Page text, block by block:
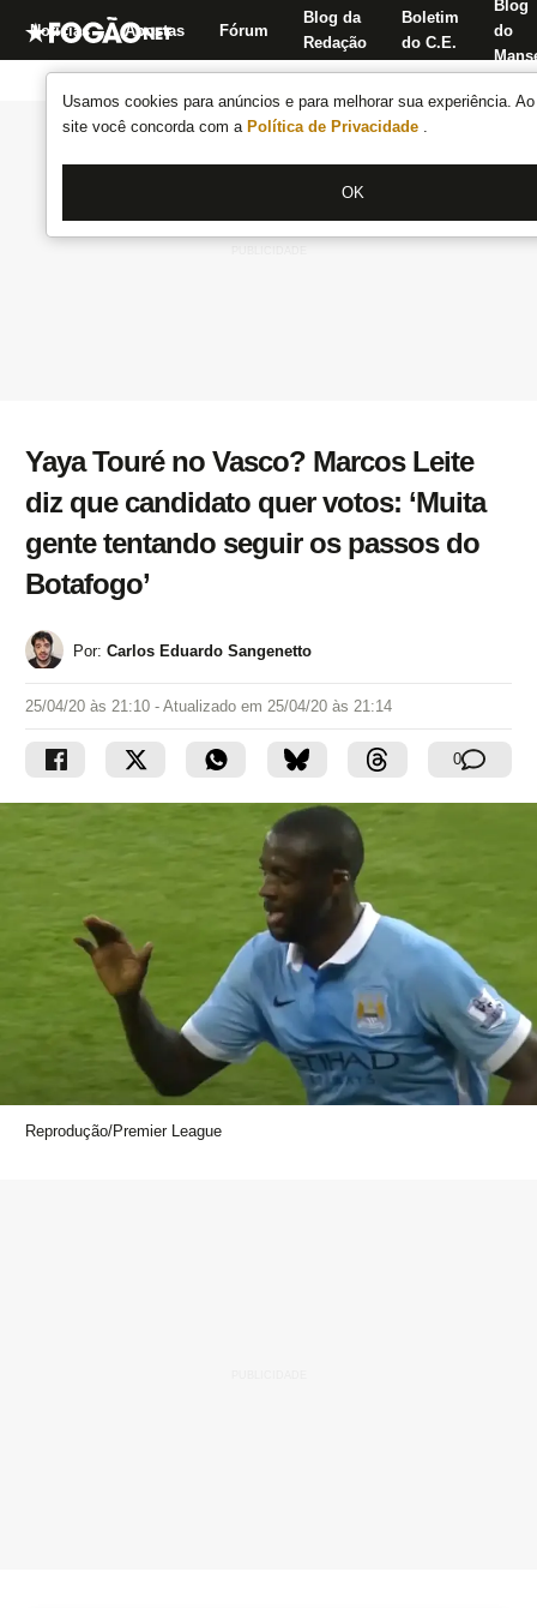
Usamos cookies para anúncios e para melhorar sua experiência.
site você concorda com a Política de Privacidade .
OK
Notícias Apostas Fórum
Blog da
Redação
Boletim
do C.E.
Blog
do
Yaya Touré no Vasco? Marcos Leite
diz que candidato quer votos: ‘Muita
gente tentando seguir os passos do
Botafogo’
Por: Carlos Eduardo Sangenetto
25/04/20 às 21:10 - Atualizado em 25/04/20 às 21:14
0
Reprodução/Premier League